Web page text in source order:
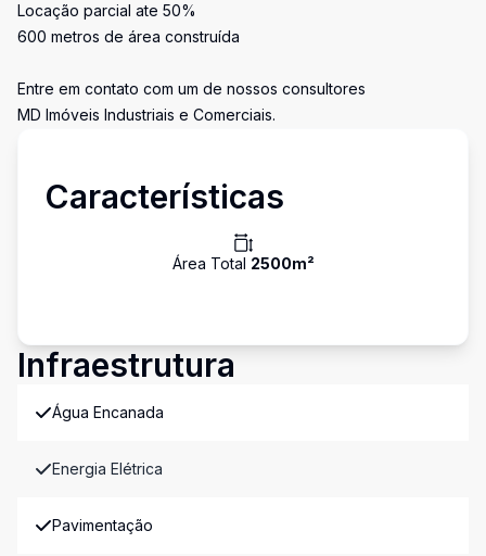
Locação parcial ate 50%
600 metros de área construída
Entre em contato com um de nossos consultores
MD Imóveis Industriais e Comerciais.
Características
Área Total 2500m²
Infraestrutura
Água Encanada
Energia Elétrica
Pavimentação